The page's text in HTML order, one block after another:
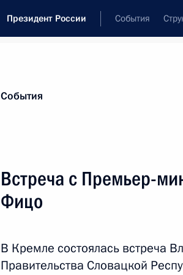
Президент России События
17 мая 2026 года, 11:40
События
Встреча с Премьер-
Фицо
В Кремле состоялась встреча
Правительства Словацкой